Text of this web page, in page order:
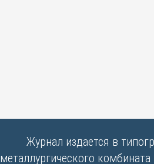
Журнал издается в
металлургического